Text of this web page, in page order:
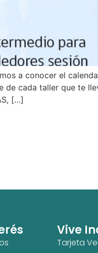
a conocer el
de cada taller que te
[…]
Vive
Tarjeta